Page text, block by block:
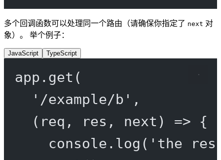
多个回调函数可以处理同一个路由（请确保你指定了 next 对
象）。 举个例子：
JavaScript TypeScript
app. get (
'/example/b' ,
( req , res , next ) => {
console. log ( 'the